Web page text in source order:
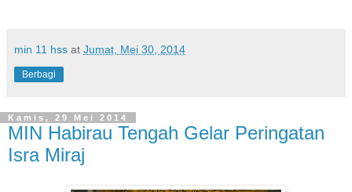
min 11 hss at Jumat, Mei 30, 2014
Berbagi
Kamis, 29 Mei 2014
MIN Habirau Tengah Gelar Peringatan
Isra Miraj